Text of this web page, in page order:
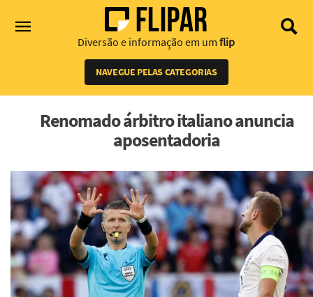
Diversão e informação em um flip
NAVEGUE PELAS CATEGORIAS
Renomado árbitro italiano anuncia
aposentadoria